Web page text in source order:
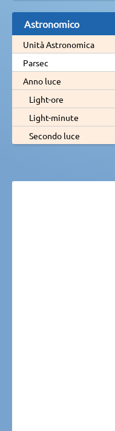
Astronomico
Unità Astronomica
Parsec
Anno luce
Light-ore
Light-minute
Secondo luce